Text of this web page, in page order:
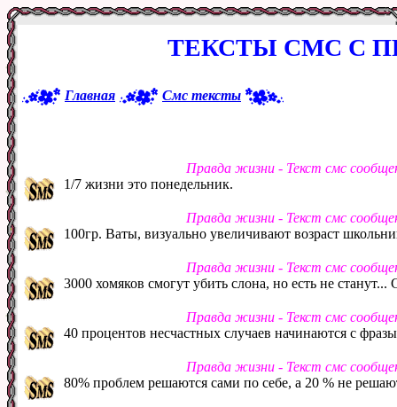
ТЕКСТЫ СМС С
Главная Смс тексты
Правда жизни - Текст смс
1/7 жизни это понедельник.
Правда жизни - Текст смс
100гр. Ваты, визуально увеличивают возраст
Правда жизни - Текст смс
3000 хомяков смогут убить слона, но есть не
Правда жизни - Текст смс
40 процентов несчастных случаев начинаются с
Правда жизни - Текст смс
80% проблем решаются сами по себе, а 20 % не